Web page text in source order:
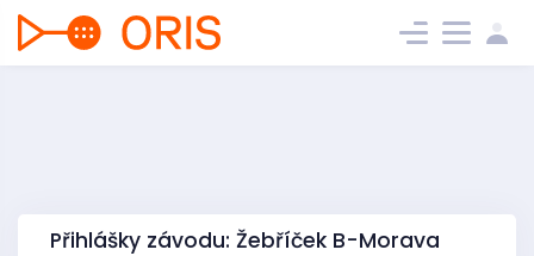
Přihlášky závodu: Žebříček B-Morava